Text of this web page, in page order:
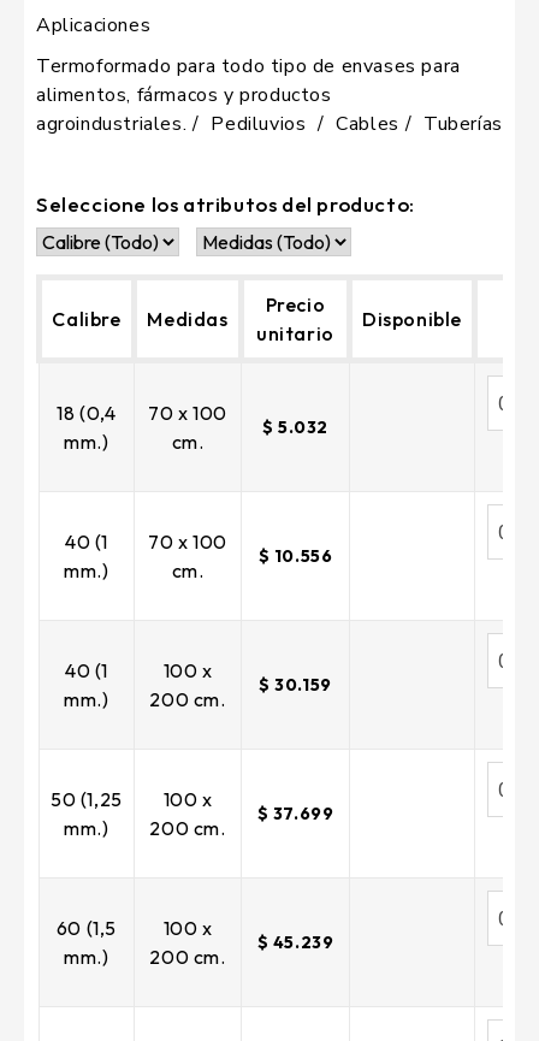
Aplicaciones
Termoformado para todo tipo de envases para
alimentos, fármacos y productos
agroindustriales.
Pediluvios Cables Tuberías
Seleccione los atributos del producto:
Calibre Medidas
Precio
unitario
Disponible
18 (0,4
mm.)
70 x 100
cm.
$ 5.032
40 (1
mm.)
70 x 100
cm.
$ 10.556
40 (1
mm.)
100 x
200 cm.
$ 30.159
50 (1,25
mm.)
100 x
200 cm.
$ 37.699
60 (1,5
mm.)
100 x
200 cm.
$ 45.239